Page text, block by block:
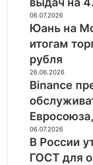
снизили
объем
выдач
47%
Юань
на
Мосбирже
по
итогам
торгов
упал
до
11,18
рубля
06.07.2026
Юань на
итогам
рубля
Binance
прекратит
обслуживать
клиентов
из
Евросоюза,
пишут
СМИ
26.06.2026
Binance
В
России
утвердили
новый
06.07.2026
В России
ГОСТ для